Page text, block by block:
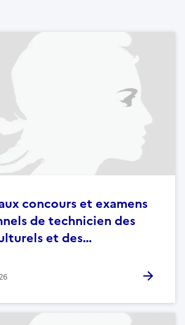
concours et examens
de technicien des
et des…